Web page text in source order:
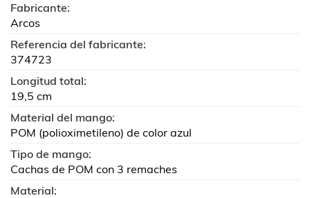
Fabricante:
Arcos
Referencia del fabricante:
374723
Longitud total:
19,5 cm
Material del mango:
POM (polioximetileno) de color azul
Tipo de mango:
Cachas de POM con 3 remaches
Material: